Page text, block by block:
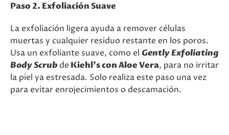
Paso 2. Exfoliación Suave
La exfoliación ligera ayuda a remover células
muertas y cualquier residuo restante en los poros.
Usa un exfoliante suave, como el Gently Exfoliating
Body Scrub deKiehl’s con Aloe Vera, para no irritar
la piel ya estresada. Solo realiza este paso una vez
para evitar enrojecimientos o descamación.